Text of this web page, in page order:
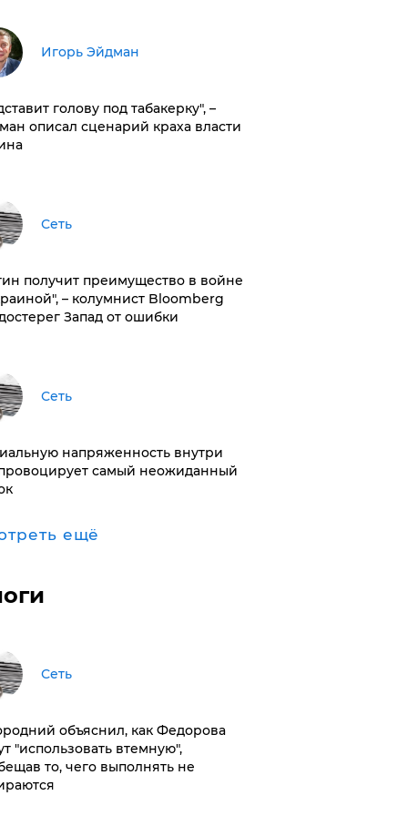
Игорь Эйдман
голову под табакерку", –
описал сценарий краха власти
Сеть
получит преимущество в войне
– колумнист Bloomberg
Запад от ошибки
Сеть
напряженность внутри
самый неожиданный
ещё
Сеть
объяснил, как Федорова
"использовать втемную",
то, чего выполнять не